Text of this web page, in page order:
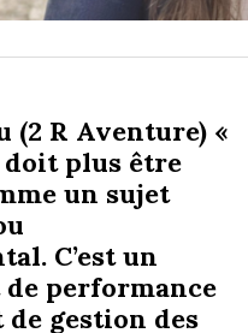
(2 R Aventure) «
plus être
un sujet
C’est un
performance
gestion des